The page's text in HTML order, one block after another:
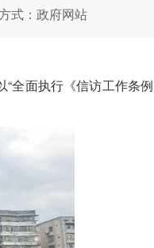
式：政府网站
面执行《信访工作条